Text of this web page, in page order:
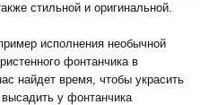
стильной и оригинальной.
исполнения необычной
фонтанчика в
найдет время, чтобы украсить
у фонтанчика